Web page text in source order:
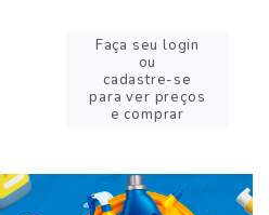
Faça seu login
ou
cadastre-se
para ver preços
e comprar